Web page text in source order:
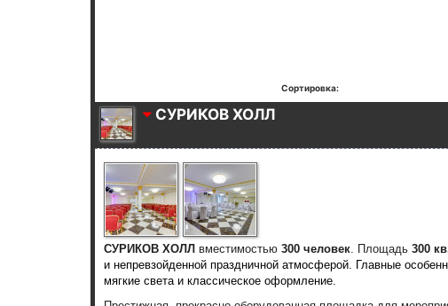
Сортировка:
СУРИКОВ ХОЛЛ
СУРИКОВ ХОЛЛ вместимостью 300 человек. Площадь 300
и непревзойденной праздничной атмосферой. Главные
мягкие света и классическое оформление.